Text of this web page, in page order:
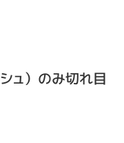
ュ）のみ切れ目